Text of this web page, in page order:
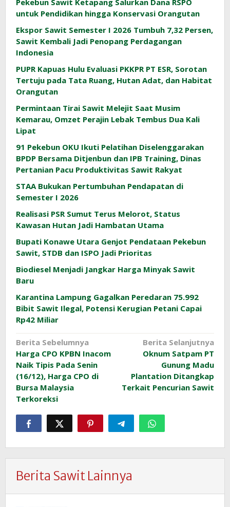
Pekebun Sawit Ketapang Salurkan Dana RSPO
untuk Pendidikan hingga Konservasi Orangutan
Ekspor Sawit Semester I 2026 Tumbuh 7,32 Persen,
Sawit Kembali Jadi Penopang Perdagangan
Indonesia
PUPR Kapuas Hulu Evaluasi PKKPR PT ESR, Sorotan
Tertuju pada Tata Ruang, Hutan Adat, dan Habitat
Orangutan
Permintaan Tirai Sawit Melejit Saat Musim
Kemarau, Omzet Perajin Lebak Tembus Dua Kali
Lipat
91 Pekebun OKU Ikuti Pelatihan Diselenggarakan
BPDP Bersama Ditjenbun dan IPB Training, Dinas
Pertanian Pacu Produktivitas Sawit Rakyat
STAA Bukukan Pertumbuhan Pendapatan di
Semester I 2026
Realisasi PSR Sumut Terus Melorot, Status
Kawasan Hutan Jadi Hambatan Utama
Bupati Konawe Utara Genjot Pendataan Pekebun
Sawit, STDB dan ISPO Jadi Prioritas
Biodiesel Menjadi Jangkar Harga Minyak Sawit
Baru
Karantina Lampung Gagalkan Peredaran 75.992
Bibit Sawit Ilegal, Potensi Kerugian Petani Capai
Rp42 Miliar
Navigasi
pos
Berita Sebelumnya
Harga CPO KPBN Inacom
Naik Tipis Pada Senin
(16/12), Harga CPO di
Bursa Malaysia
Terkoreksi
Berita Selanjutnya
Oknum Satpam PT
Gunung Madu
Plantation Ditangkap
Terkait Pencurian Sawit
Berita Sawit Lainnya